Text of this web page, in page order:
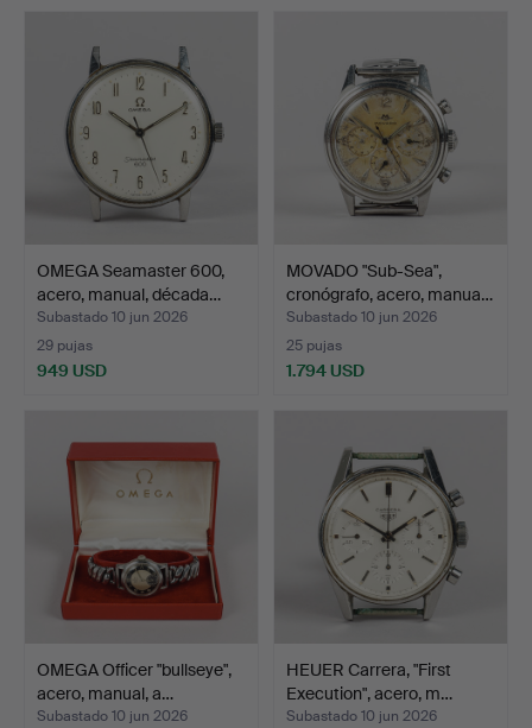
OMEGA Seamaster 600,
acero, manual, década…
Subastado 10 jun 2026
29 pujas
949 USD
MOVADO "Sub-Sea",
cronógrafo, acero, manua…
Subastado 10 jun 2026
25 pujas
1.794 USD
OMEGA Officer "bullseye",
acero, manual, a…
Subastado 10 jun 2026
HEUER Carrera, "First
Execution", acero, m…
Subastado 10 jun 2026